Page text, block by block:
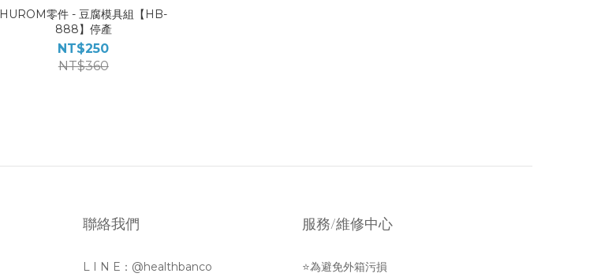
HUROM零件 - 豆腐模具組【HB-
888】停產
NT$250
NT$360
聯絡我們
L I N E：@healthbanco
服務/維修中心
⭐為避免外箱污損